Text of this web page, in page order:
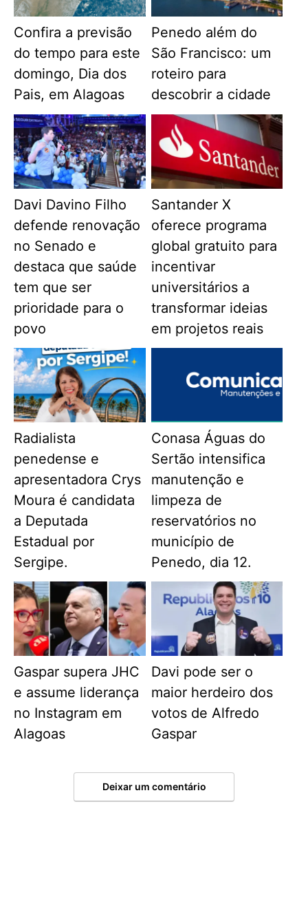
Confira a previsão
do tempo para este
domingo, Dia dos
Pais, em Alagoas
Penedo além do
São Francisco: um
roteiro para
descobrir a cidade
Davi Davino Filho
defende renovação
no Senado e
destaca que saúde
tem que ser
prioridade para o
povo
Santander X
oferece programa
global gratuito para
incentivar
universitários a
transformar ideias
em projetos reais
Radialista
penedense e
apresentadora Crys
Moura é candidata
a Deputada
Estadual por
Sergipe.
Conasa Águas do
Sertão intensifica
manutenção e
limpeza de
reservatórios no
município de
Penedo, dia 12.
Gaspar supera JHC
e assume liderança
no Instagram em
Alagoas
Davi pode ser o
maior herdeiro dos
votos de Alfredo
Gaspar
Deixar um comentário